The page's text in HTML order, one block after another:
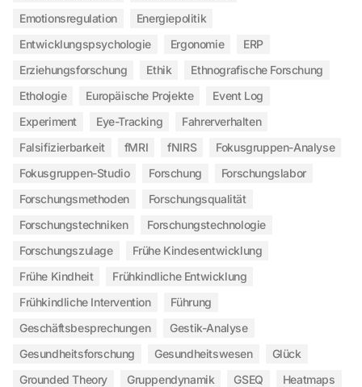
Emotionsregulation
Energiepolitik
Entwicklungspsychologie
Ergonomie
ERP
Erziehungsforschung
Ethik
Ethnografische Forschung
Ethologie
Europäische Projekte
Event Log
Experiment
Eye-Tracking
Fahrerverhalten
Falsifizierbarkeit
fMRI fNIRS
Fokusgruppen-Analyse
Fokusgruppen-Studio
Forschung
Forschungslabor
Forschungsmethoden
Forschungsqualität
Forschungstechniken
Forschungstechnologie
Forschungszulage
Frühe Kindesentwicklung
Frühe Kindheit
Frühkindliche Entwicklung
Frühkindliche Intervention
Führung
Geschäftsbesprechungen
Gestik-Analyse
Gesundheitsforschung
Gesundheitswesen
Glück
Grounded Theory
Gruppendynamik GSEQ
Heatmaps